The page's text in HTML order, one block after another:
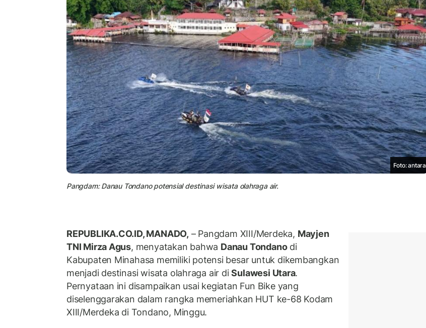
Foto: antara
Pangdam: Danau Tondano potensial destinasi wisata olahraga air.
REPUBLIKA.CO.ID, MANADO, – Pangdam XIII/Merdeka, Mayjen
TNI Mirza Agus, menyatakan bahwa Danau Tondanodi
Kabupaten Minahasa memiliki potensi besar untuk dikembangkan
menjadi destinasi wisata olahraga air diSulawesi Utara.
Pernyataan ini disampaikan usai kegiatan Fun Bike yang
diselenggarakan dalam rangka memeriahkan HUT ke-68 Kodam
XIII/Merdeka di Tondano, Minggu.